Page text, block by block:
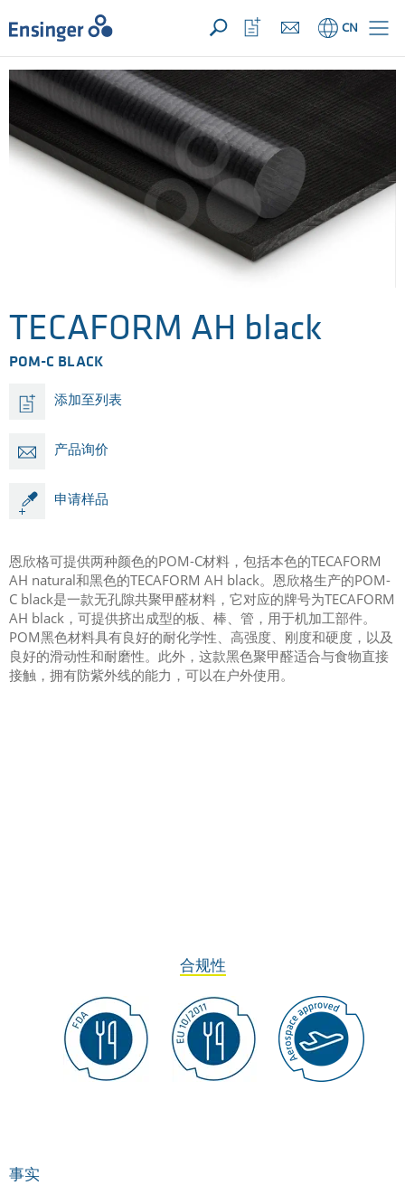
您的询价 ({{productCount}} 产品) 新建
主
页
CN
打
开
收
藏
列
表
TECAFORM AH black
POM-C BLACK
添加至列表
产品询价
申请样品
恩欣格可提供两种颜色的POM-C材料，包括本色的TECAFORM
AH natural和黑色的TECAFORM AH black。恩欣格生产的POM-
C black是一款无孔隙共聚甲醛材料，它对应的牌号为TECAFORM
AH black，可提供挤出成型的板、棒、管，用于机加工部件。
POM黑色材料具有良好的耐化学性、高强度、刚度和硬度，以及
良好的滑动性和耐磨性。此外，这款黑色聚甲醛适合与食物直接
接触，拥有防紫外线的能力，可以在户外使用。
合规性
事实